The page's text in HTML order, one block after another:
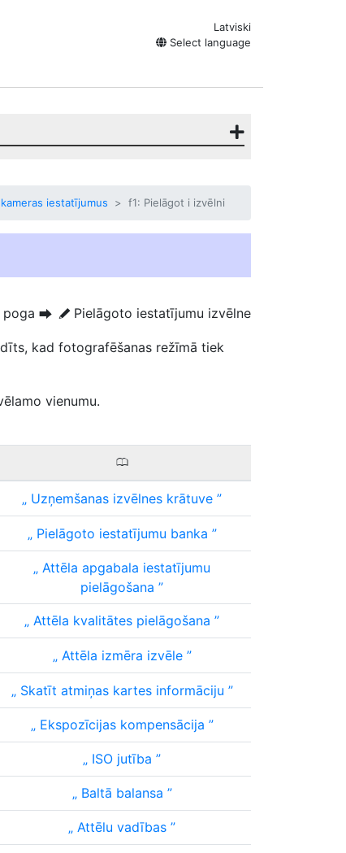
Latviski
Select language
iestatījumus f1: Pielāgot i izvēlni
poga U A Pielāgoto iestatījumu izvēlne
kad fotografēšanas režīmā tiek
vienumu.
0
Uzņemšanas izvēlnes krātuve
Pielāgoto iestatījumu banka
Attēla apgabala iestatījumu
pielāgošana
Attēla kvalitātes pielāgošana
Attēla izmēra izvēle
Skatīt atmiņas kartes informāciju
Ekspozīcijas kompensācija
ISO jutība
Baltā balansa
Attēlu vadības